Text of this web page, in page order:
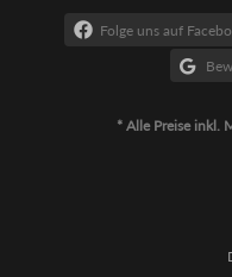
Folge uns auf
* Alle Preise inkl.